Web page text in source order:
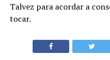
Talvez para acordar a
tocar.